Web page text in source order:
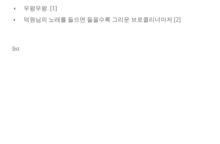
우왕우왕. [1]
덕원님의 노래를 들으면 들을수록 그리운 브로콜리너마저 [2]
list